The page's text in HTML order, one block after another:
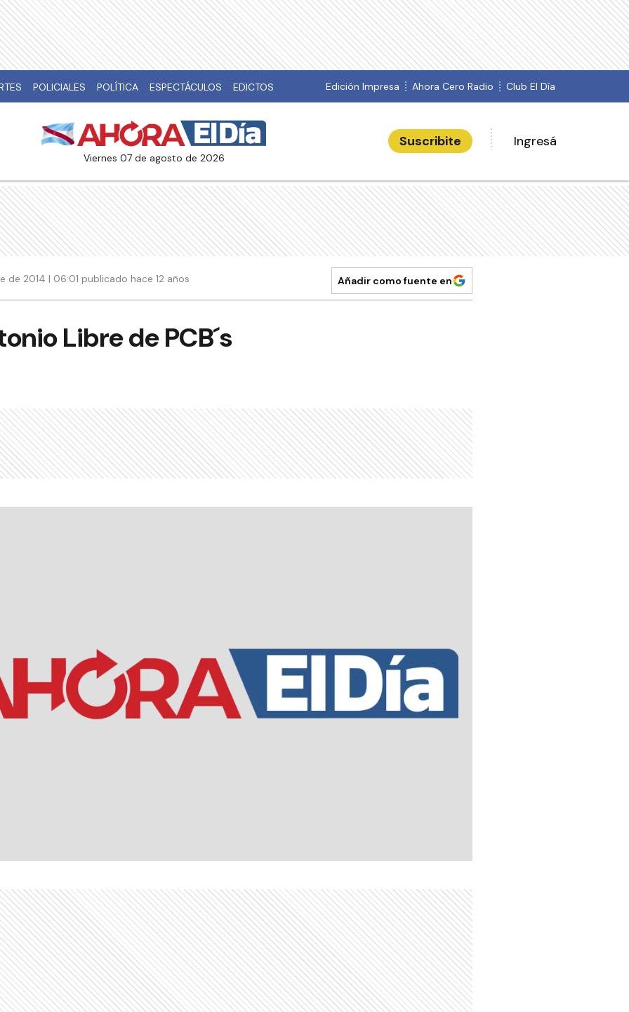
POLICIALES POLÍTICA ESPECTÁCULOS EDICTOS Edición Impresa Ahora Cero Radio Club El Día
viernes 07 de agosto de 2026
Suscribite Ingresá
de 2014 | 06:01 publicado hace 12 años Añadir como fuente en
Libre de PCB´s